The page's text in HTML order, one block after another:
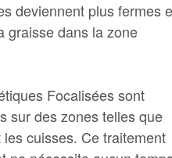
deviennent plus fermes
graisse dans la zone
Focalisées sont
sur des zones telles que
cuisses. Ce traitement